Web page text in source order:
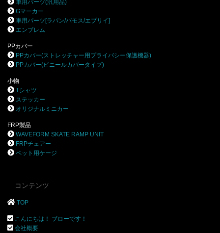
車用パーツ(汎用品)
Gマーカー
車用パーツ[ラパン/バモス/エブリイ]
エンブレム
PPカバー
PPカバー(ストレッチャー用プライバシー保護機器)
PPカバー(ビニールカバータイプ)
小物
Tシャツ
ステッカー
オリジナルミニカー
FRP製品
WAVEFORM SKATE RAMP UNIT
FRPチェアー
ペット用ケージ
コンテンツ
TOP
こんにちは！ ブローです！
会社概要